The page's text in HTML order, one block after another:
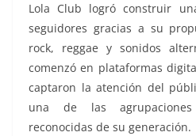
Lola Club logró construir
seguidores gracias a su
rock, reggae y sonidos
comenzó en plataformas
captaron la atención del
una de las agrupaciones
reconocidas de su generación.